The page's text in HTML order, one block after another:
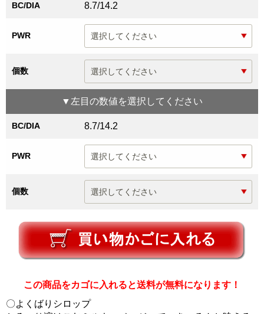
BC/DIA 8.7/14.2
PWR
個数
▼ 左目 の数値を選択してください
BC/DIA 8.7/14.2
PWR
個数
この商品をカゴに入れると送料が無料になります！
〇よくばりシロップ